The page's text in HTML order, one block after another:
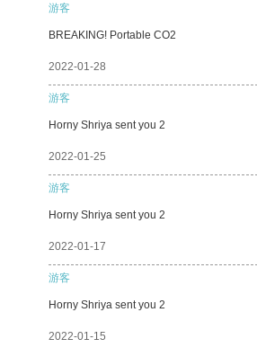
游客
BREAKING! Portable CO2
2022-01-28
游客
Horny Shriya sent you 2
2022-01-25
游客
Horny Shriya sent you 2
2022-01-17
游客
Horny Shriya sent you 2
2022-01-15